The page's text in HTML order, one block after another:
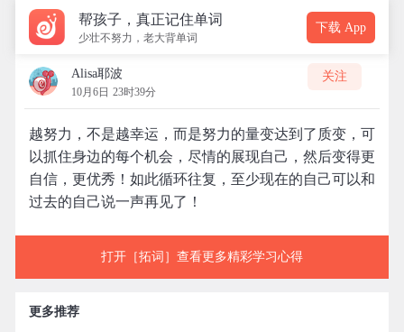
帮孩子，真正记住单词
少壮不努力，老大背单词
下载 App
Alisa耶波
10月6日 23时39分
关注
越努力，不是越幸运，而是努力的量变达到了质变，可
以抓住身边的每个机会，尽情的展现自己，然后变得更
自信，更优秀！如此循环往复，至少现在的自己可以和
过去的自己说一声再见了！
打开［拓词］查看更多精彩学习心得
更多推荐